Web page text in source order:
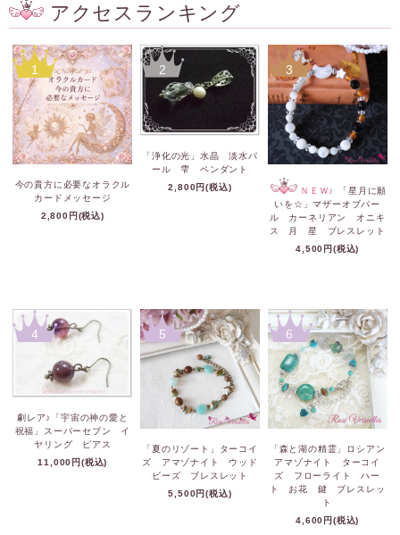
アクセスランキング
1
今の貴方に必要なオラクル
カードメッセージ
2,800円(税込)
2
「浄化の光」水晶 淡水パ
ール 雫 ペンダント
2,800円(税込)
3
ＮＥＷ♪
「星月に願
いを☆」マザーオブパー
ル カーネリアン オニキ
ス 月 星 ブレスレット
4,500円(税込)
4
劇レア♪「宇宙の神の愛と
祝福」スーパーセブン イ
ヤリング ピアス
11,000円(税込)
5
「夏のリゾート」ターコイ
ズ アマゾナイト ウッド
ビーズ ブレスレット
5,500円(税込)
6
「森と湖の精霊」ロシアン
アマゾナイト ターコイ
ズ フローライト ハー
ト お花 鍵 ブレスレッ
ト
4,600円(税込)